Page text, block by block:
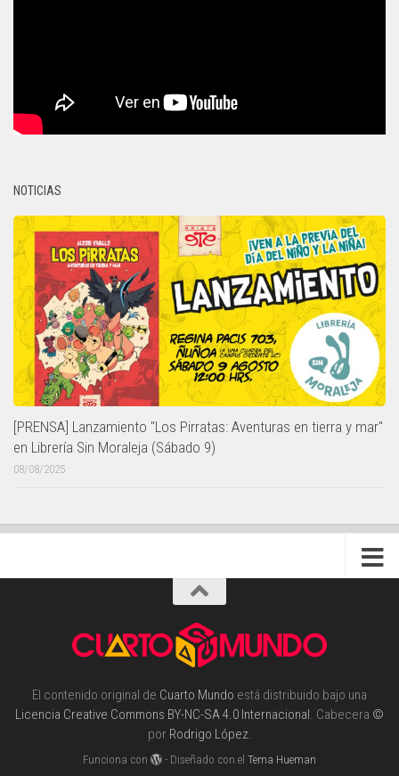
NOTICIAS
[PRENSA] Lanzamiento "Los Pirratas: Aventuras en tierra y mar"
en Librería Sin Moraleja (Sábado 9)
08/08/2025
El contenido original de Cuarto Mundo está distribuido bajo una
Licencia Creative Commons BY-NC-SA 4.0 Internacional. Cabecera ©
por Rodrigo López.
Funciona con - Diseñado con elTema Hueman